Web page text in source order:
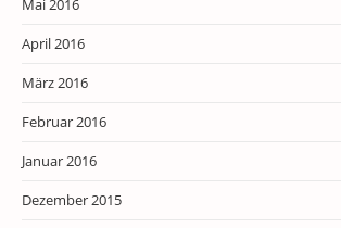
Mai 2016
April 2016
März 2016
Februar 2016
Januar 2016
Dezember 2015